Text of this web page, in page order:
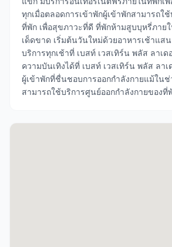
ทุกเมื่อตลอดการเข้าพักผู้เข้าพักสามารถใ
ที่พัก เพื่อสุขภาวะที่ดี ที่พักห้ามสูบบุหรี่ภาย
เด็ดขาด เริ่มต้นวันใหม่ด้วยอาหารเช้าแส
บริการทุกเช้าที่ เบสท์ เวสเทิร์น พลัส ลาเด
ความบันเทิงได้ที่ เบสท์ เวสเทิร์น พลัส ลา
ผู้เข้าพักที่ชื่นชอบการออกกำลังกายแม้ในช่
สามารถใช้บริการศูนย์ออกกำลังกายของที่